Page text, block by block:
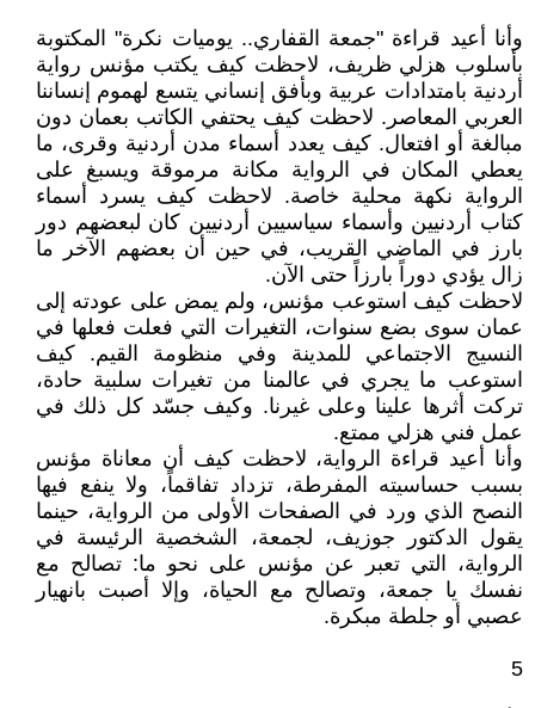
وأنا أعيد قراءة "جمعة القفاري.. يوميات نكرة" المكتوبة
بأسلوب هزلي ظريف، لاحظت كيف يكتب مؤنس رواية
أردنية بامتدادات عربية وبأفق إنساني يتسع لهموم إنساننا
العربي المعاصر. لاحظت كيف يحتفي الكاتب بعمان دون
مبالغة أو افتعال. كيف يعدد أسماء مدن أردنية وقرى، ما
يعطي المكان في الرواية مكانة مرموقة ويسبغ على
الرواية نكهة محلية خاصة. لاحظت كيف يسرد أسماء
كتاب أردنيين وأسماء سياسيين أردنيين كان لبعضهم دور
بارز في الماضي القريب، في حين أن بعضهم الآخر ما
زال يؤدي دوراً بارزاً حتى الآن.
لاحظت كيف استوعب مؤنس، ولم يمض على عودته إلى
عمان سوى بضع سنوات، التغيرات التي فعلت فعلها في
النسيج الاجتماعي للمدينة وفي منظومة القيم. كيف
استوعب ما يجري في عالمنا من تغيرات سلبية حادة،
تركت أثرها علينا وعلى غيرنا. وكيف جسّد كل ذلك في
عمل فني هزلي ممتع.
وأنا أعيد قراءة الرواية، لاحظت كيف أن معاناة مؤنس
بسبب حساسيته المفرطة، تزداد تفاقماً، ولا ينفع فيها
النصح الذي ورد في الصفحات الأولى من الرواية، حينما
يقول الدكتور جوزيف، لجمعة، الشخصية الرئيسة في
الرواية، التي تعبر عن مؤنس على نحو ما: تصالح مع
نفسك يا جمعة، وتصالح مع الحياة، وإلا أصبت بانهيار
عصبي أو جلطة مبكرة.
5